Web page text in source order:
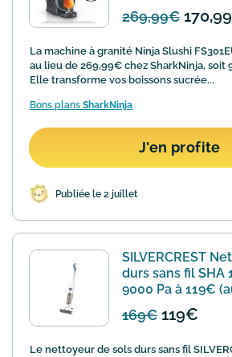
269,99€
La machine à granité Ninja Slushi
au lieu de 269,99€ chez SharkNinja, soit
Elle transforme vos boissons sucrée...
Bons plans SharkNinja
J'en profite
Publiée le 2 juillet
SILVERCREST
durs sans fil SHA
9000 Pa à 119€
169€ 119€
Le nettoyeur de sols durs sans fil